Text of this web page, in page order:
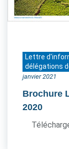
Lettre
délégations
janvier 2021
Brochure
2020